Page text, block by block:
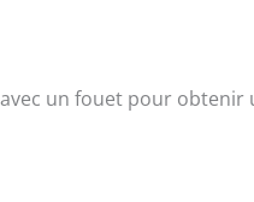
un fouet pour obtenir